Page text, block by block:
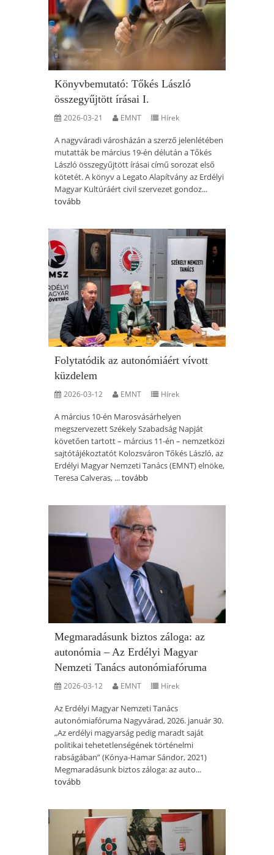
Könyvbemutató: Tőkés László
összegyűjtött írásai I.
2026-03-21 EMNT Hírek
A nagyváradi városházán a szerző jelenlétében
mutatták be március 19-én délután a Tőkés
László összegyűjtött írásai című sorozat első
kötetét. A könyv a Legato Alapítvány az Erdélyi
Magyar Kultúráért civil szervezet gondoz...
tovább
Folytatódik az autonómiáért vívott
küzdelem
2026-03-12 EMNT Hírek
A március 10-én Marosvásárhelyen
megszervezett Székely Szabadság Napját
követően tartott – március 11-én – nemzetközi
sajtótájékoztatót Kolozsváron Tőkés László, az
Erdélyi Magyar Nemzeti Tanács (EMNT) elnöke,
Teresa Calveras, ...tovább
Megmaradásunk biztos záloga: az
autonómia – Az Erdélyi Magyar
Nemzeti Tanács autonómiafóruma
2026-03-12 EMNT Hírek
Az Erdélyi Magyar Nemzeti Tanács
autonómiafóruma Nagyvárad, 2026. január 30.
„Az erdélyi magyarság pedig maradt saját
politikai tehetetlenségének történelmi
rabságában” (Kónya-Hamar Sándor, 2021)
Megmaradásunk biztos záloga: az auto...
tovább